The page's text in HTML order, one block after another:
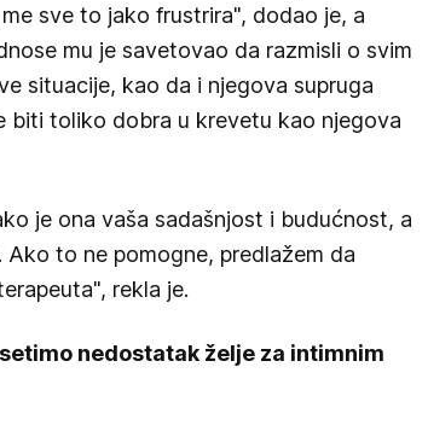
sve to jako frustrira", dodao je, a
mu je savetovao da razmisli o svim
situacije, kao da i njegova supruga
biti toliko dobra u krevetu kao njegova
je ona vaša sadašnjost i budućnost, a
Ako to ne pomogne, predlažem da
rekla je.
nedostatak želje za intimnim